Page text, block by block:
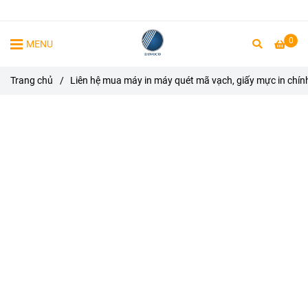
0
MENU
Trang chủ / Liên hệ mua máy in máy quét mã vạch, giấy mực in